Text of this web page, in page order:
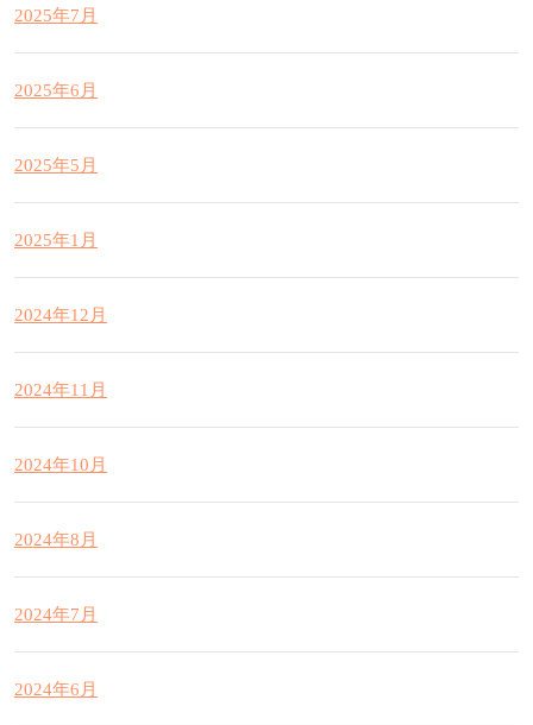
2025年7月
2025年6月
2025年5月
2025年1月
2024年12月
2024年11月
2024年10月
2024年8月
2024年7月
2024年6月